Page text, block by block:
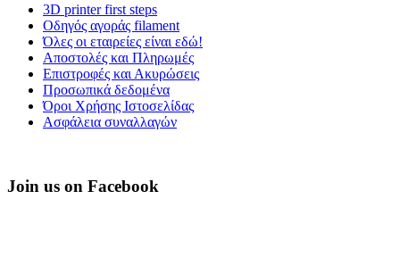
3D printer first steps
Οδηγός αγοράς filament
Όλες οι εταιρείες είναι εδώ!
Αποστολές και Πληρωμές
Επιστροφές και Ακυρώσεις
Προσωπικά δεδομένα
Όροι Χρήσης Ιστοσελίδας
Ασφάλεια συναλλαγών
Join us on Facebook